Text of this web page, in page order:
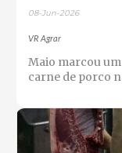
08-Jun-2026
VR Agrar
Maio marcou
carne de porco